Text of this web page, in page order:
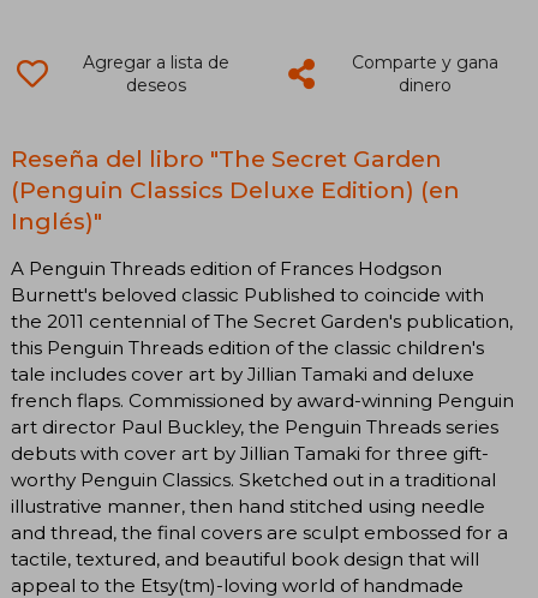
Agregar a lista de
deseos
Comparte y gana
dinero
Reseña del libro "The Secret Garden
(Penguin Classics Deluxe Edition) (en
Inglés)"
A Penguin Threads edition of Frances Hodgson
Burnett's beloved classic Published to coincide with
the 2011 centennial of The Secret Garden's publication,
this Penguin Threads edition of the classic children's
tale includes cover art by Jillian Tamaki and deluxe
french flaps. Commissioned by award-winning Penguin
art director Paul Buckley, the Penguin Threads series
debuts with cover art by Jillian Tamaki for three gift-
worthy Penguin Classics. Sketched out in a traditional
illustrative manner, then hand stitched using needle
and thread, the final covers are sculpt embossed for a
tactile, textured, and beautiful book design that will
appeal to the Etsy(tm)-loving world of handmade